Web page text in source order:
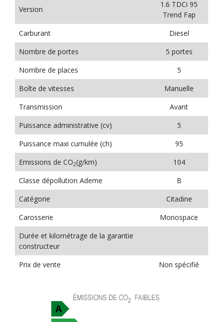
Version
1.6 TDCi 95
Trend Fap
Carburant
Diesel
Nombre de portes
5 portes
Nombre de places
5
Boîte de vitesses
Manuelle
Transmission
Avant
Puissance administrative (cv)
5
Puissance maxi cumulée (ch)
95
Emissions de CO2(g/km)
104
Classe dépollution Ademe
B
Catégorie
Citadine
Carosserie
Monospace
Durée et kilométrage de la garantie
constructeur
Prix de vente
Non spécifié